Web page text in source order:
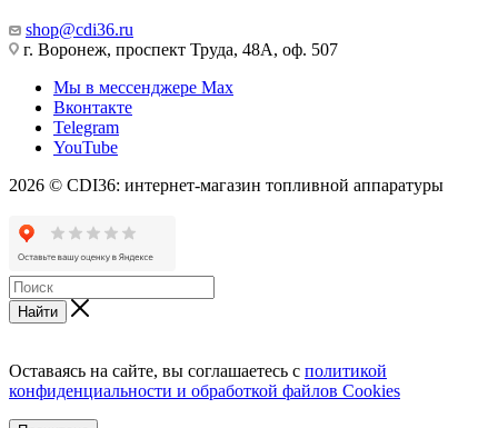
shop@cdi36.ru
г. Воронеж, проспект Труда, 48А, оф. 507
Мы в мессенджере Max
Вконтакте
Telegram
YouTube
2026 © CDI36: интернет-магазин топливной аппаратуры
Найти
Оставаясь на сайте, вы соглашаетесь с политикой
конфиденциальности и обработкой файлов Cookies